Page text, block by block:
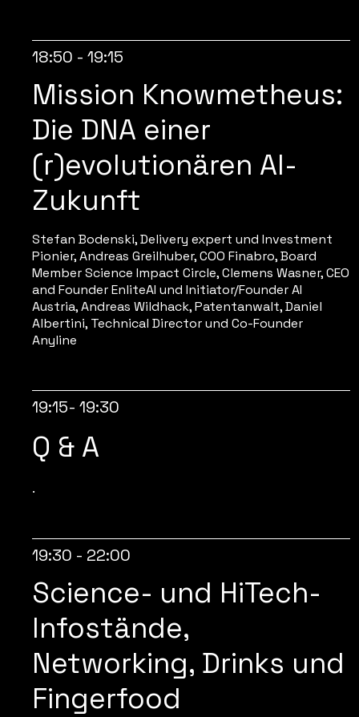
18:50 - 19:15
Stefan Bodenski, Delivery expert und Investment
Pionier, Andreas Greilhuber, COO Finabro, Board
Member Science Impact Circle, Clemens Wasner, CEO
and Founder EnliteAI und Initiator/Founder AI
Austria, Andreas Wildhack, Patentanwalt, Daniel
Albertini, Technical Director und Co-Founder
Anyline
Mission Knowmetheus:
Die DNA einer
(r)evolutionären AI-
Zukunft
19:15- 19:30
.
Q & A
19:30 - 22:00
Science- und HiTech-
Infostände,
Networking, Drinks und
Fingerfood